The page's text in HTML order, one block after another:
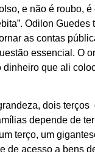
e não é roubo, é
Odilon Guedes
as contas
essencial. O
dinheiro que ali
dois terços
depende de
terço, um
de acesso a bens